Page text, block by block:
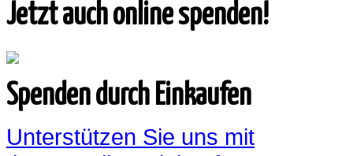
Jetzt auch online spenden!
Spenden durch Einkaufen
Unterstützen Sie uns mit